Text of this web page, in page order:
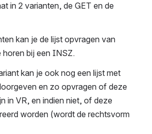
in 2 varianten, de GET en de
kan je de lijst opvragen van
horen bij een INSZ.
kan je ook nog een lijst met
en zo opvragen of deze
in VR, en indien niet, of deze
worden (wordt de rechtsvorm